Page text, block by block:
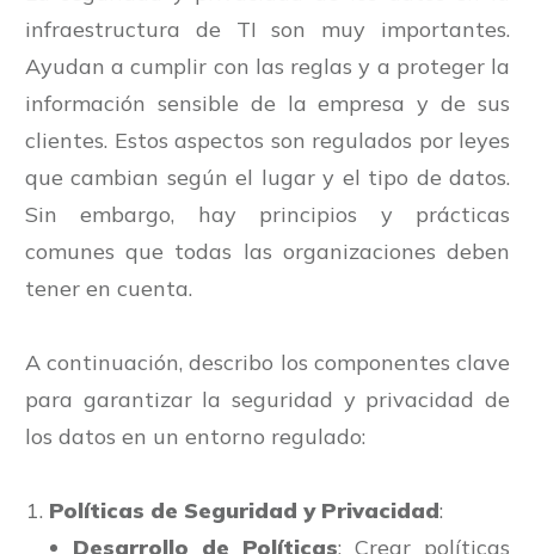
infraestructura de TI son muy importantes.
Ayudan a cumplir con las reglas y a proteger la
información sensible de la empresa y de sus
clientes. Estos aspectos son regulados por leyes
que cambian según el lugar y el tipo de datos.
Sin embargo, hay principios y prácticas
comunes que todas las organizaciones deben
tener en cuenta.
A continuación, describo los componentes clave
para garantizar la seguridad y privacidad de
los datos en un entorno regulado:
Políticas de Seguridad y Privacidad:
Desarrollo de Políticas: Crear políticas